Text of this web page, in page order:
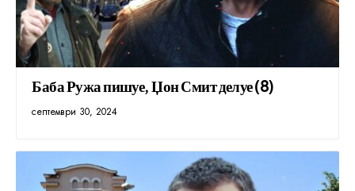
Баба Ружа пишуе, Џон Смит делуе (8)
септември 30, 2024